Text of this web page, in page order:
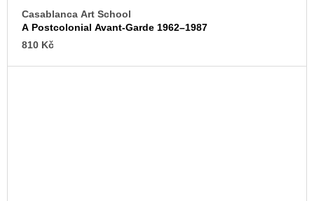
Casablanca Art School
A Postcolonial Avant-Garde 1962–1987
810 Kč